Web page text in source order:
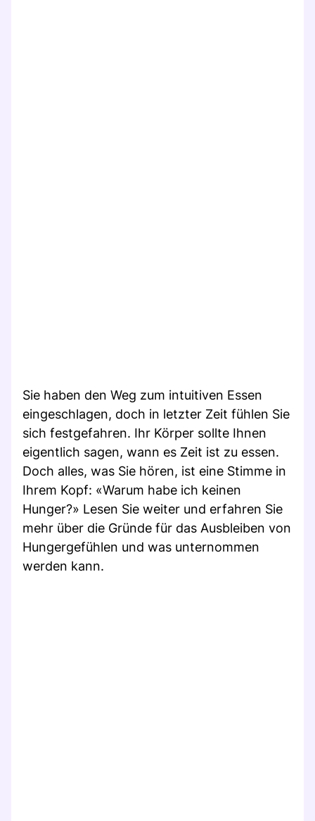
Sie haben den Weg zum intuitiven Essen
eingeschlagen, doch in letzter Zeit fühlen Sie
sich festgefahren. Ihr Körper sollte Ihnen
eigentlich sagen, wann es Zeit ist zu essen.
Doch alles, was Sie hören, ist eine Stimme in
Ihrem Kopf: «Warum habe ich keinen
Hunger?» Lesen Sie weiter und erfahren Sie
mehr über die Gründe für das Ausbleiben von
Hungergefühlen und was unternommen
werden kann.